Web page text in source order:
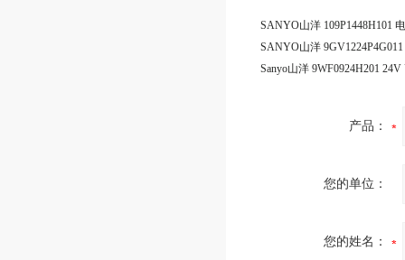
SANYO山洋 109P1448H101
产品：
您的单位：
您的姓名：